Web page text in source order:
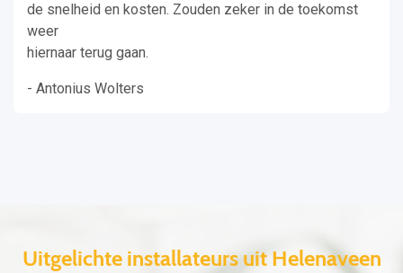
de snelheid en kosten. Zouden zeker in de toekomst
weer
hiernaar terug gaan.
- Antonius Wolters
Uitgelichte installateurs uit Helenaveen